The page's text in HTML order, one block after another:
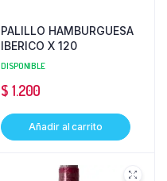
PALILLO HAMBURGUESA
IBERICO X 120
DISPONIBLE
$ 1.200
Añadir al carrito